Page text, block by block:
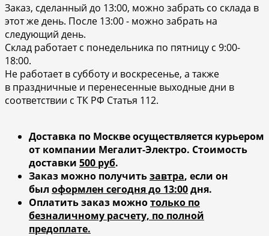
Заказ, сделанный до 13:00, можно забрать со склада в
этот же день. После 13:00 - можно забрать на
следующий день.
Склад работает с понедельника по пятницу с 9:00-
18:00.
Не работает в субботу и воскресенье, а также
в праздничные и перенесенные выходные дни в
соответствии с ТК РФ Статья 112.
Доставка по Москве осуществляется курьером
от компании Мегалит-Электро. Стоимость
доставки 500 руб.
Заказ можно получитьзавтра, если он
был оформлен сегодня до 13:00дня.
Оплатить заказ можнотолько по
безналичному расчету, по полной
предоплате.